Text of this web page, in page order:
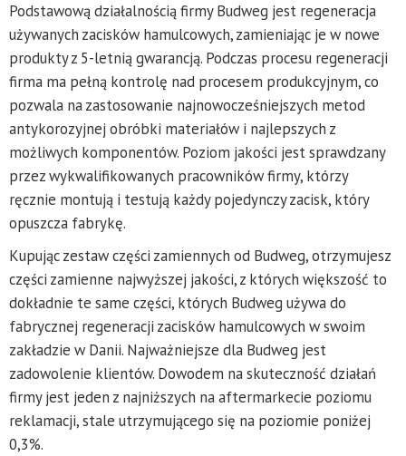
Podstawową działalnością firmy Budweg jest regeneracja
używanych zacisków hamulcowych, zamieniając je w nowe
produkty z 5-letnią gwarancją. Podczas procesu regeneracji
firma ma pełną kontrolę nad procesem produkcyjnym, co
pozwala na zastosowanie najnowocześniejszych metod
antykorozyjnej obróbki materiałów i najlepszych z
możliwych komponentów. Poziom jakości jest sprawdzany
przez wykwalifikowanych pracowników firmy, którzy
ręcznie montują i testują każdy pojedynczy zacisk, który
opuszcza fabrykę.
Kupując zestaw części zamiennych od Budweg, otrzymujesz
części zamienne najwyższej jakości, z których większość to
dokładnie te same części, których Budweg używa do
fabrycznej regeneracji zacisków hamulcowych w swoim
zakładzie w Danii. Najważniejsze dla Budweg jest
zadowolenie klientów. Dowodem na skuteczność działań
firmy jest jeden z najniższych na aftermarkecie poziomu
reklamacji, stale utrzymującego się na poziomie poniżej
0,3%.